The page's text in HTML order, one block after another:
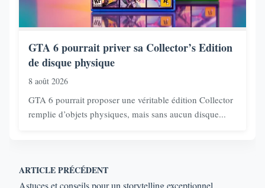
GTA 6 pourrait priver sa Collector’s Edition
de disque physique
8 août 2026
GTA 6 pourrait proposer une véritable édition Collector
remplie d’objets physiques, mais sans aucun disque...
ARTICLE PRÉCÉDENT
Astuces et conseils pour un storytelling exceptionnel